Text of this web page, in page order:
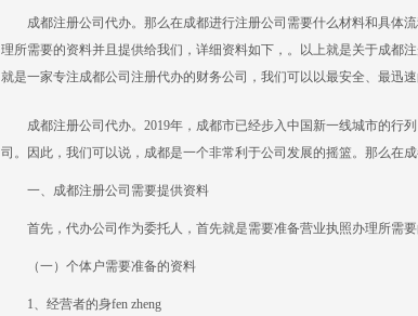
成都注册公司代办。那么在成都进行注册公司需要什么材料和具体
理所需要的资料并且提供给我们，详细资料如下，。以上就是关于成都
就是一家专注成都公司注册代办的财务公司，我们可以以最安全、最迅
成都注册公司代办。2019年，成都市已经步入中国新一线城市的行
司。因此，我们可以说，成都是一个非常利于公司发展的摇篮。那么在
一、成都注册公司需要提供资料
首先，代办公司作为委托人，首先就是需要准备营业执照办理所需要
（一）个体户需要准备的资料
1、经营者的身fen zheng